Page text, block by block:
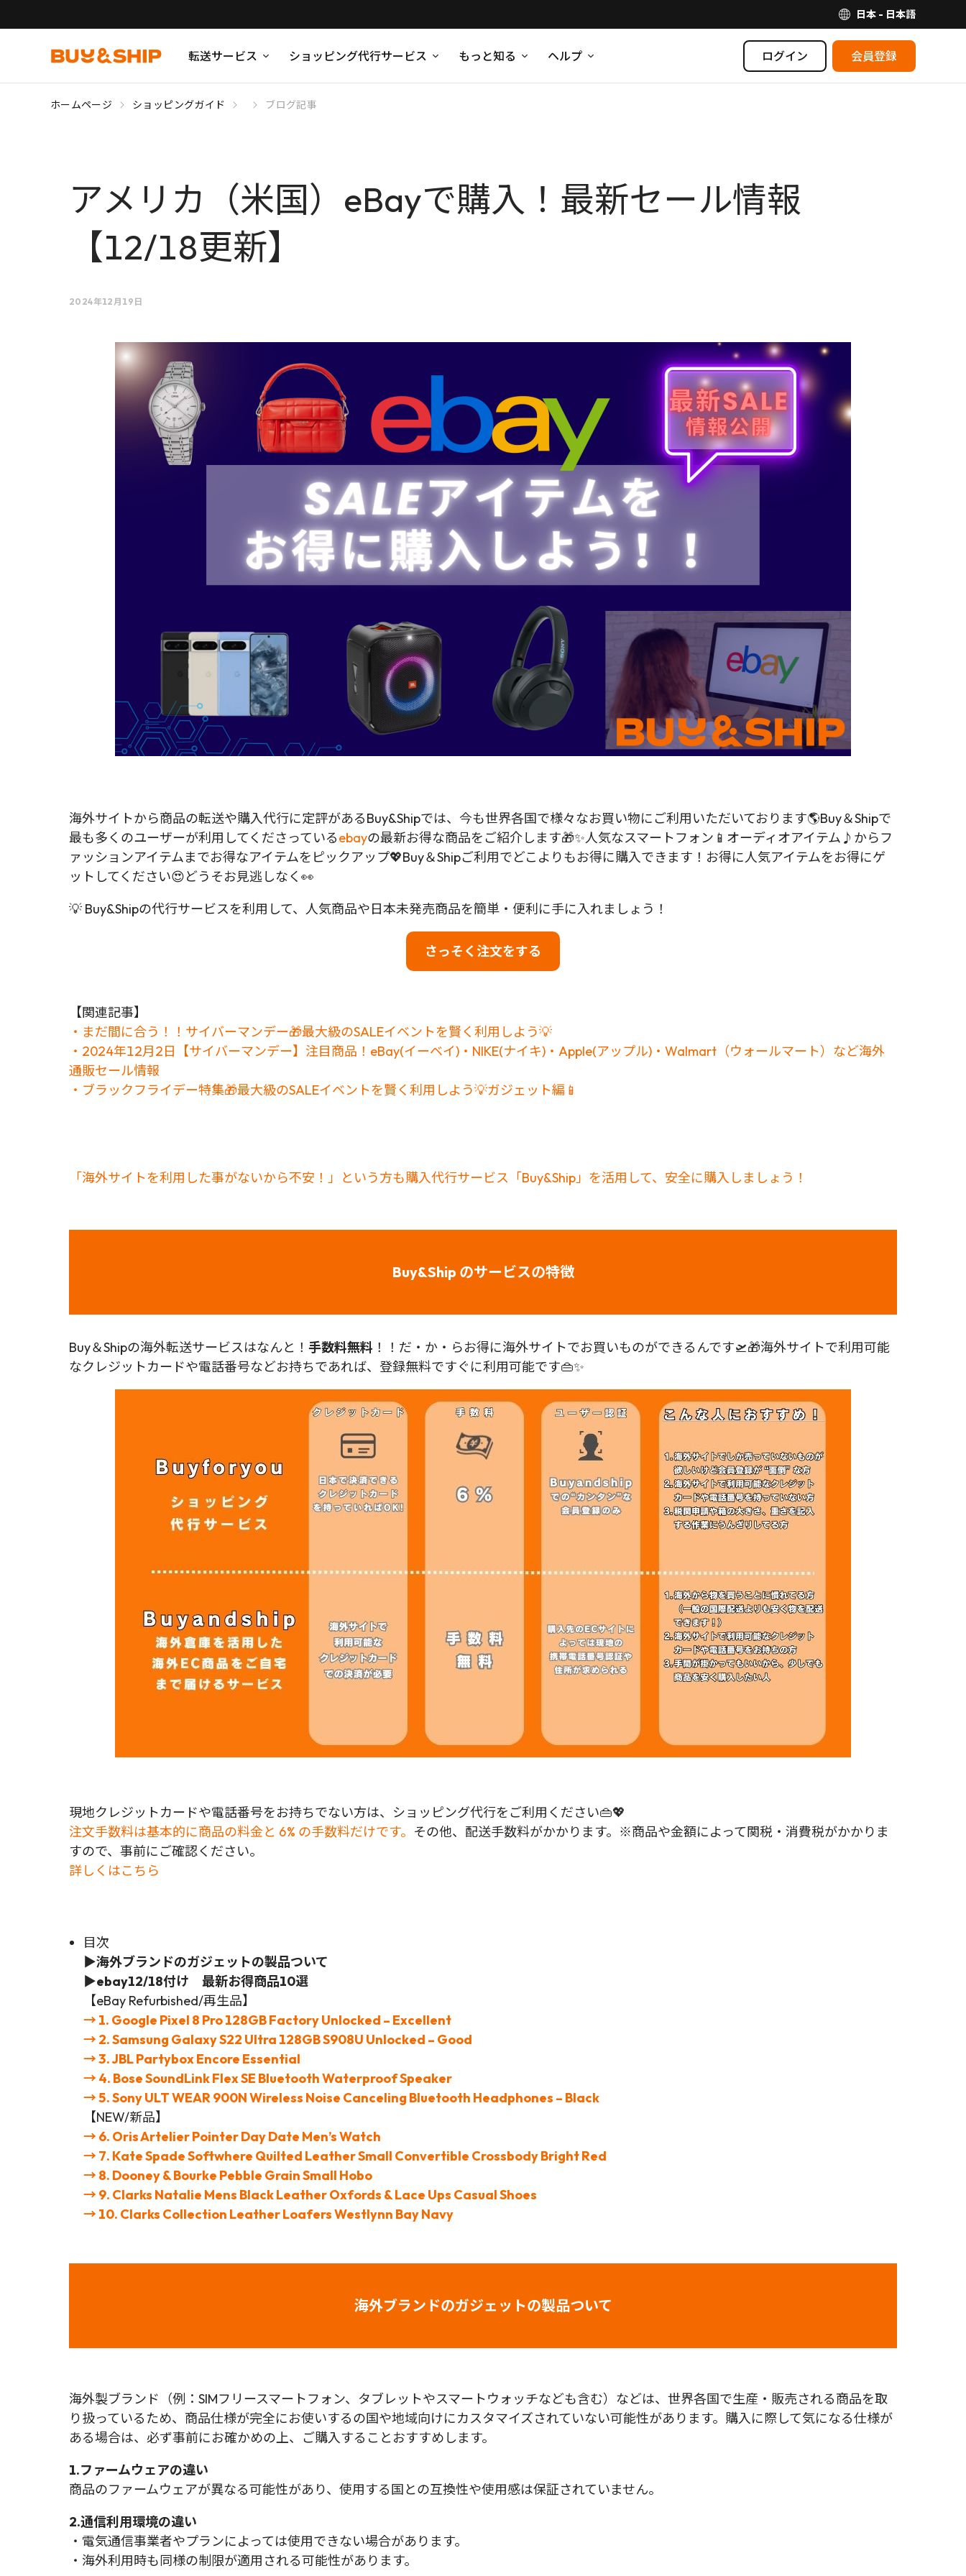
日本 - 日本語
転送サービス ショッピング代行サービス もっと知る ヘルプ ログイン 会員登録
ホームページ ショッピングガイド ブログ記事
アメリカ（米国）eBayで購入！最新セール情報
【12/18更新】
2024年12月19日
海外サイトから商品の転送や購入代行に定評があるBuy&Shipでは、今も世界各国で様々なお買い物にご利用いただいております🌎Buy＆Shipで
最も多くのユーザーが利用してくださっているebayの最新お得な商品をご紹介します🎁✨人気なスマートフォン📱オーディオアイテム♪からフ
ァッションアイテムまでお得なアイテムをピックアップ💖Buy＆Shipご利用でどこよりもお得に購入できます！お得に人気アイテムをお得にゲ
ットしてください😍どうそお見逃しなく👀
💡 Buy&Shipの代行サービスを利用して、人気商品や日本未発売商品を簡単・便利に手に入れましょう！
さっそく注文をする
【関連記事】
・まだ間に合う！！サイバーマンデー🎁最大級のSALEイベントを賢く利用しよう💡
・2024年12月2日【サイバーマンデー】注目商品！eBay(イーベイ)・NIKE(ナイキ)・Apple(アップル)・Walmart（ウォールマート）など海外
通販セール情報
・ブラックフライデー特集🎁最大級のSALEイベントを賢く利用しよう💡ガジェット編📱
「海外サイトを利用した事がないから不安！」という方も購入代行サービス「Buy&Ship」を活用して、安全に購入しましょう！
Buy&Ship のサービスの特徴
Buy＆Shipの海外転送サービスはなんと！ 手数料無料 ！！だ・か・らお得に海外サイトでお買いものができるんです🛫🎁海外サイトで利用可能
なクレジットカードや電話番号などお持ちであれば、登録無料ですぐに利用可能です👜✨
現地クレジットカードや電話番号をお持ちでない方は、ショッピング代行をご利用ください👜💖
注文手数料は基本的に商品の料金と 6% の手数料だけです。 その他、配送手数料がかかります。※商品や金額によって関税・消費税がかかりま
すので、事前にご確認ください。
詳しくはこちら
目次
▶海外ブランドのガジェットの製品ついて
▶ebay12/18付け 最新お得商品10選
【eBay Refurbished/再生品】
→ 1. Google Pixel 8 Pro 128GB Factory Unlocked – Excellent
→ 2. Samsung Galaxy S22 Ultra 128GB S908U Unlocked – Good
→ 3. JBL Partybox Encore Essential
→ 4. Bose SoundLink Flex SE Bluetooth Waterproof Speaker
→ 5. Sony ULT WEAR 900N Wireless Noise Canceling Bluetooth Headphones – Black
【NEW/新品】
→ 6. Oris Artelier Pointer Day Date Men’s Watch
→ 7. Kate Spade Softwhere Quilted Leather Small Convertible Crossbody Bright Red
→ 8. Dooney & Bourke Pebble Grain Small Hobo
→ 9. Clarks Natalie Mens Black Leather Oxfords & Lace Ups Casual Shoes
→ 10. Clarks Collection Leather Loafers Westlynn Bay Navy
海外ブランドのガジェットの製品ついて
海外製ブランド（例：SIMフリースマートフォン、タブレットやスマートウォッチなども含む）などは、世界各国で生産・販売される商品を取
り扱っているため、商品仕様が完全にお使いするの国や地域向けにカスタマイズされていない可能性があります。購入に際して気になる仕様が
ある場合は、必ず事前にお確かめの上、ご購入することおすすめします。
1.ファームウェアの違い
商品のファームウェアが異なる可能性があり、使用する国との互換性や使用感は保証されていません。
2.通信利用環境の違い
・電気通信事業者やプランによっては使用できない場合があります。
・海外利用時も同様の制限が適用される可能性があります。